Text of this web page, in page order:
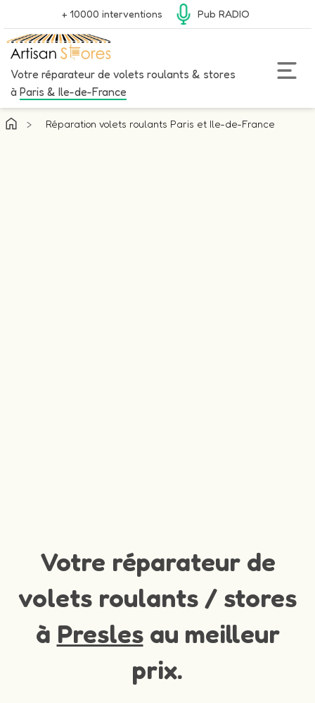
+ 10000 interventions Pub RADIO
Votre réparateur de volets roulants & stores
à Paris & Ile-de-France
> Réparation volets roulants Paris et Ile-de-France
Votre réparateur de
volets roulants / stores
à Preslesau meilleur
prix.